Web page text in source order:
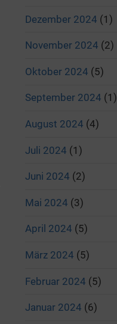
Dezember 2024 (1)
November 2024 (2)
Oktober 2024 (5)
September 2024 (1)
August 2024 (4)
Juli 2024 (1)
Juni 2024 (2)
Mai 2024 (3)
April 2024 (5)
März 2024 (5)
Februar 2024 (5)
Januar 2024 (6)